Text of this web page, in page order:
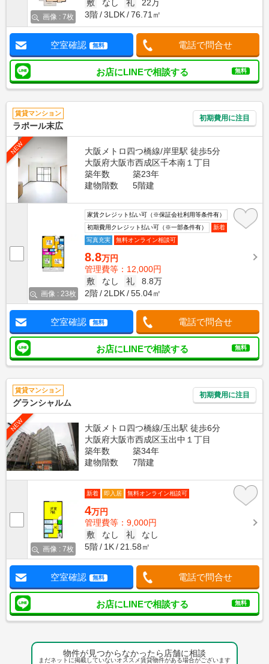
画像 : 7枚
敷
なし 礼
22万
3階
3LDK 76.71㎡
空室確認 無料 電話で問合せ
お店にLINEで相談する 無料
賃貸マンション
ラポール末広
初期費用に注目
NEW
大阪メトロ四つ橋線/岸里駅 徒歩5分
大阪府大阪市西成区千本南１丁目
築年数
築23年
建物階数
5階建
画像 : 23枚
家賃クレジット払い可（※保証会社利用等条件有）
初期費用クレジット払い可（※一部条件有）
新着
写真充実
無料オンライン相談可
8.8万円
管理費等：12,000円
敷
なし 礼
8.8万
2階
2LDK 55.04㎡
空室確認 無料 電話で問合せ
お店にLINEで相談する 無料
賃貸マンション
グランシャルム
初期費用に注目
NEW
大阪メトロ四つ橋線/玉出駅 徒歩6分
大阪府大阪市西成区玉出中１丁目
築年数
築34年
建物階数
7階建
画像 : 7枚
新着 即入居 無料オンライン相談可
4万円
管理費等：9,000円
敷
なし 礼
なし
5階
1K 21.58㎡
空室確認 無料 電話で問合せ
お店にLINEで相談する 無料
物件が見つからなかったら店舗に相談
まだネットに掲載していないオススメ賃貸物件がある場合がございます